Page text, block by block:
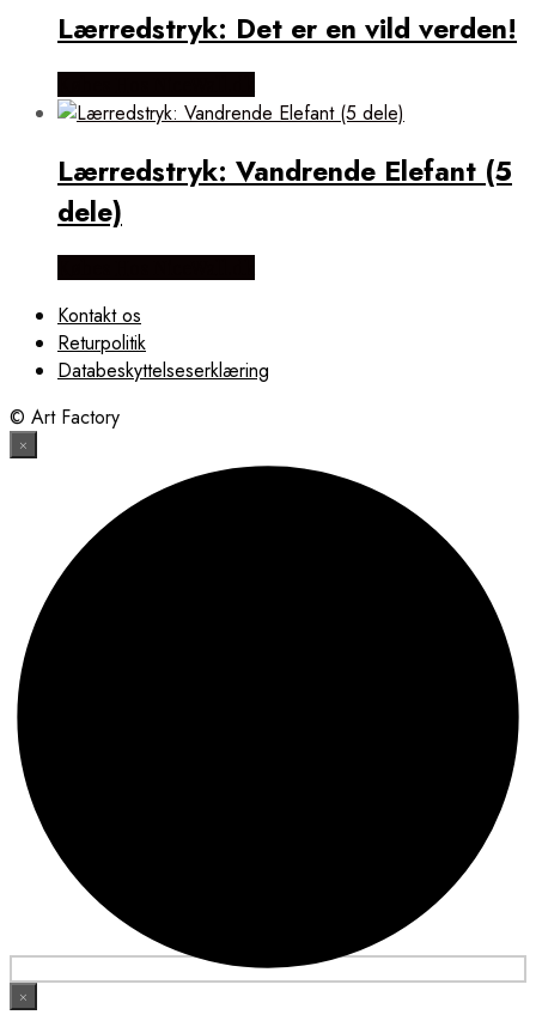
Lærredstryk: Det er en vild verden!
Lærredstryk: Vandrende Elefant (5
dele)
Kontakt os
Returpolitik
Databeskyttelseserklæring
© Art Factory
×
×